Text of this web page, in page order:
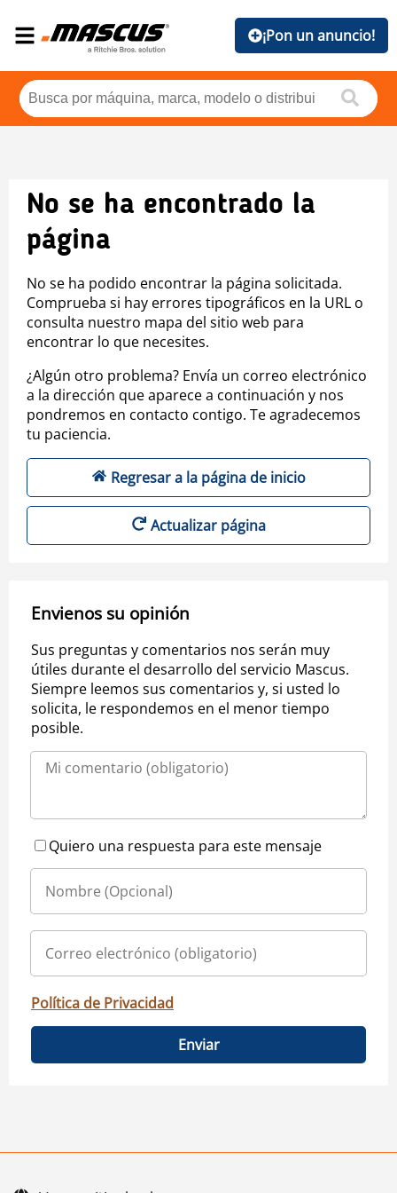
¡Pon un anuncio!
No se ha encontrado la
página
No se ha podido encontrar la página solicitada.
Comprueba si hay errores tipográficos en la URL o
consulta nuestro mapa del sitio web para
encontrar lo que necesites.
¿Algún otro problema? Envía un correo electrónico
a la dirección que aparece a continuación y nos
pondremos en contacto contigo. Te agradecemos
tu paciencia.
Regresar a la página de inicio
Actualizar página
Envienos su opinión
Sus preguntas y comentarios nos serán muy
útiles durante el desarrollo del servicio Mascus.
Siempre leemos sus comentarios y, si usted lo
solicita, le respondemos en el menor tiempo
posible.
Quiero una respuesta para este mensaje
Política de Privacidad
Enviar